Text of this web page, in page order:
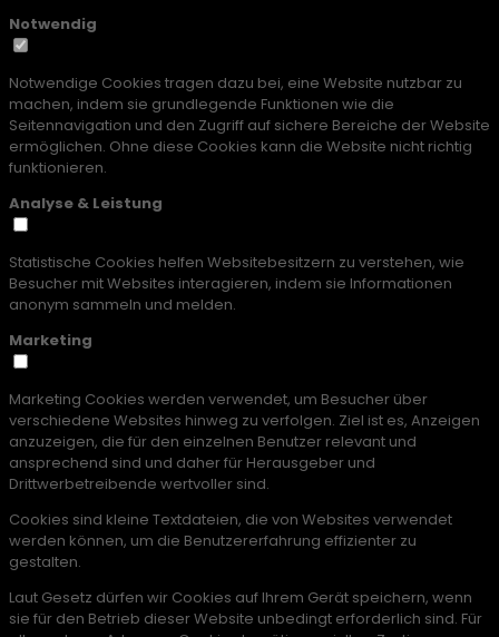
Notwendig
Notwendige Cookies tragen dazu bei, eine Website nutzbar zu
machen, indem sie grundlegende Funktionen wie die
Seitennavigation und den Zugriff auf sichere Bereiche der Website
ermöglichen. Ohne diese Cookies kann die Website nicht richtig
funktionieren.
Analyse & Leistung
Statistische Cookies helfen Websitebesitzern zu verstehen, wie
Besucher mit Websites interagieren, indem sie Informationen
anonym sammeln und melden.
Marketing
Marketing Cookies werden verwendet, um Besucher über
verschiedene Websites hinweg zu verfolgen. Ziel ist es, Anzeigen
anzuzeigen, die für den einzelnen Benutzer relevant und
ansprechend sind und daher für Herausgeber und
Drittwerbetreibende wertvoller sind.
Cookies sind kleine Textdateien, die von Websites verwendet
werden können, um die Benutzererfahrung effizienter zu
gestalten.
Laut Gesetz dürfen wir Cookies auf Ihrem Gerät speichern, wenn
sie für den Betrieb dieser Website unbedingt erforderlich sind. Für